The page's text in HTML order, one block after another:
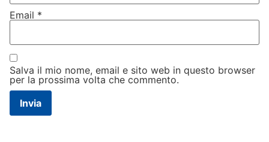
Email *
Salva il mio nome, email e sito web in questo browser
per la prossima volta che commento.